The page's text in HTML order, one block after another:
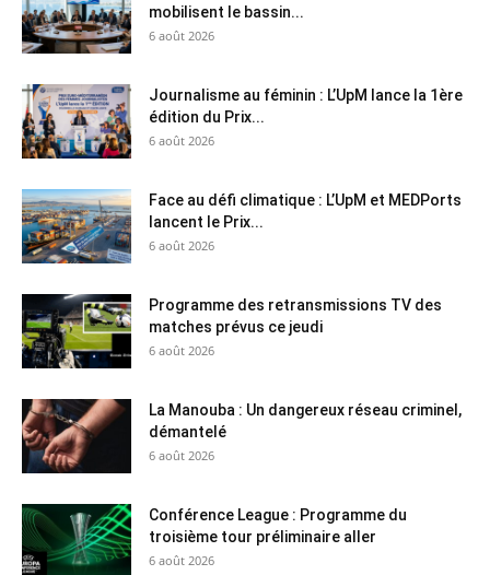
mobilisent le bassin...
6 août 2026
Journalisme au féminin : L’UpM lance la 1ère
édition du Prix...
6 août 2026
Face au défi climatique : L’UpM et MEDPorts
lancent le Prix...
6 août 2026
Programme des retransmissions TV des
matches prévus ce jeudi
6 août 2026
La Manouba : Un dangereux réseau criminel,
démantelé
6 août 2026
Conférence League : Programme du
troisième tour préliminaire aller
6 août 2026